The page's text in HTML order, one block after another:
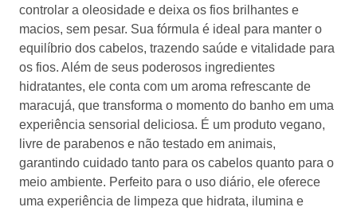
oleosidade e deixa os fios brilhantes e macios, sem pesar.
Sua fórmula é ideal para manter o equilíbrio dos cabelos,
trazendo saúde e vitalidade para os fios. Além de seus
poderosos ingredientes hidratantes, ele conta com um
aroma refrescante de maracujá, que transforma o
momento do banho em uma experiência sensorial
deliciosa. É um produto vegano, livre de parabenos e não
testado em animais, garantindo cuidado tanto para os
cabelos quanto para o meio ambiente. Perfeito para o uso
diário, ele oferece uma experiência de limpeza que
hidrata, ilumina e mantém seus cabelos com movimento